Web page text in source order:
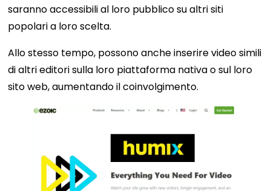
saranno accessibili al loro pubblico su altri siti
popolari a loro scelta.
Allo stesso tempo, possono anche inserire video simili
di altri editori sulla loro piattaforma nativa o sul loro
sito web, aumentando il coinvolgimento.